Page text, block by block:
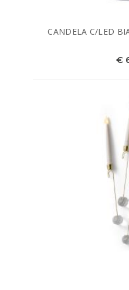
CANDELA C/LED
€